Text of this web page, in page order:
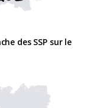
des SSP sur le